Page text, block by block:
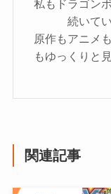
私もドラゴン
続いて
原作もアニメ
もゆっくりと
関連記事